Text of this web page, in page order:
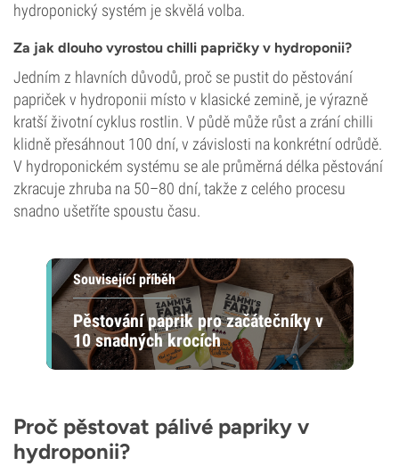
hydroponický systém je skvělá volba.
Za jak dlouho vyrostou chilli papričky v hydroponii?
Jedním z hlavních důvodů, proč se pustit do pěstování
papriček v hydroponii místo v klasické zemině, je výrazně
kratší životní cyklus rostlin. V půdě může růst a zrání chilli
klidně přesáhnout 100 dní, v závislosti na konkrétní odrůdě.
V hydroponickém systému se ale průměrná délka pěstování
zkracuje zhruba na 50–80 dní, takže z celého procesu
snadno ušetříte spoustu času.
Související příběh
Pěstování paprik pro začátečníky v
10 snadných krocích
Proč pěstovat pálivé papriky v
hydroponii?